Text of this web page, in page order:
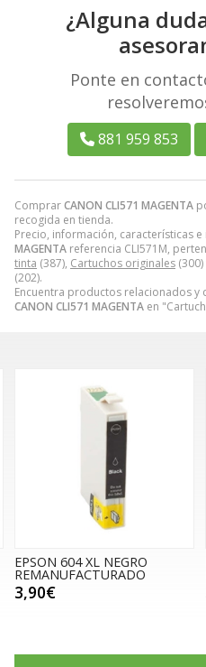
ComprarCANON CLI571 MAGENTA
recogida en tienda.
Precio, información, características e
MAGENTA referencia CLI571M,
tinta (387), Cartuchos originales (300)
(202).
Encuentra productos relacionados y
CANON CLI571 MAGENTA en
¿Alguna
Ponte en
881 959 853
EPSON T0713